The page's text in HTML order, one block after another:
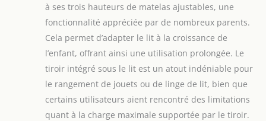
normes de sécurité
européennes et
britanniques
strictes EN 716-
1:2017, garantissant
une qualité
supérieure.
[SOMMEIL PAISIBLE
POUR L'ENFANT] -
à ses trois hauteurs de matelas ajustables, une
fonctionnalité appréciée par de nombreux parents.
Cela permet d’adapter le lit à la croissance de
l’enfant, offrant ainsi une utilisation prolongée. Le
tiroir intégré sous le lit est un atout indéniable pour
le rangement de jouets ou de linge de lit, bien que
certains utilisateurs aient rencontré des limitations
quant à la charge maximale supportée par le tiroir.